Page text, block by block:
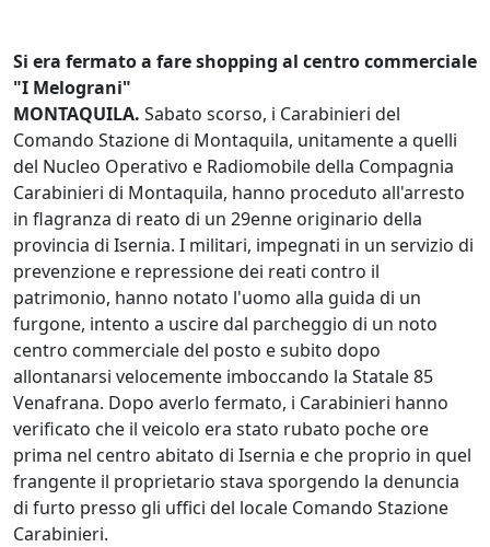
Si era fermato a fare shopping al centro commerciale
"I Melograni"
MONTAQUILA. Sabato scorso, i Carabinieri del
Comando Stazione di Montaquila, unitamente a quelli
del Nucleo Operativo e Radiomobile della Compagnia
Carabinieri di Montaquila, hanno proceduto all'arresto
in flagranza di reato di un 29enne originario della
provincia di Isernia. I militari, impegnati in un servizio di
prevenzione e repressione dei reati contro il
patrimonio, hanno notato l'uomo alla guida di un
furgone, intento a uscire dal parcheggio di un noto
centro commerciale del posto e subito dopo
allontanarsi velocemente imboccando la Statale 85
Venafrana. Dopo averlo fermato, i Carabinieri hanno
verificato che il veicolo era stato rubato poche ore
prima nel centro abitato di Isernia e che proprio in quel
frangente il proprietario stava sporgendo la denuncia
di furto presso gli uffici del locale Comando Stazione
Carabinieri.